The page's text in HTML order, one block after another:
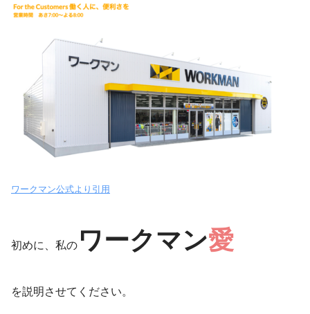
ワークマン公式より引用
初めに、私の ワークマン愛
を説明させてください。